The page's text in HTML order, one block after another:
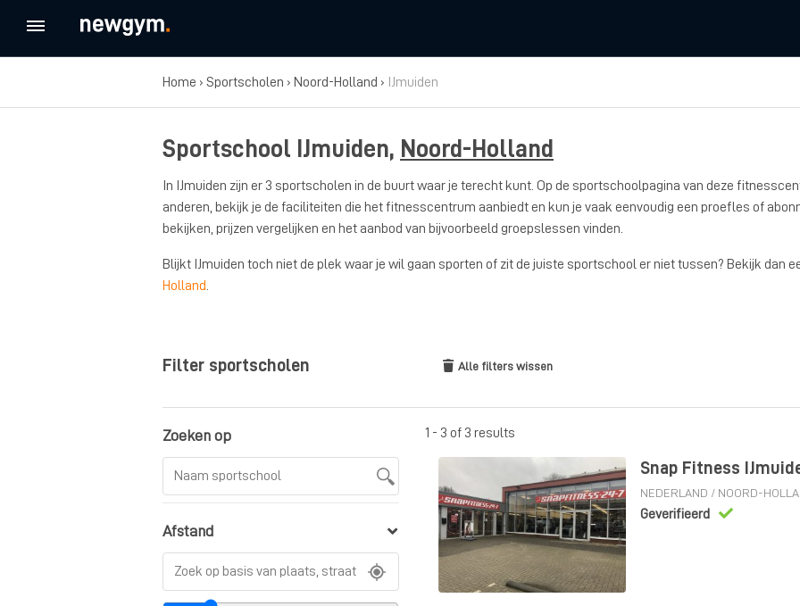
Home › Sportscholen › Noord-Holland › IJmuiden
Sportschool IJmuiden, Noord-Holland
In IJmuiden zijn er 3 sportscholen in de buurt waar je terecht kunt. Op de sportschoolpagina van deze
anderen, bekijk je de faciliteiten die het fitnesscentrum aanbiedt en kun je vaak eenvoudig een proefles of
bekijken, prijzen vergelijken en het aanbod van bijvoorbeeld groepslessen vinden.
Blijkt IJmuiden toch niet de plek waar je wil gaan sporten of zit de juiste sportschool er niet tussen? Bekijk dan
Holland
Filter sportscholen Alle filters wissen
Zoeken op
Afstand
1 - 3 of 3 results
Snap Fitness
NEDERLAND / NOORD-
Geverifieerd